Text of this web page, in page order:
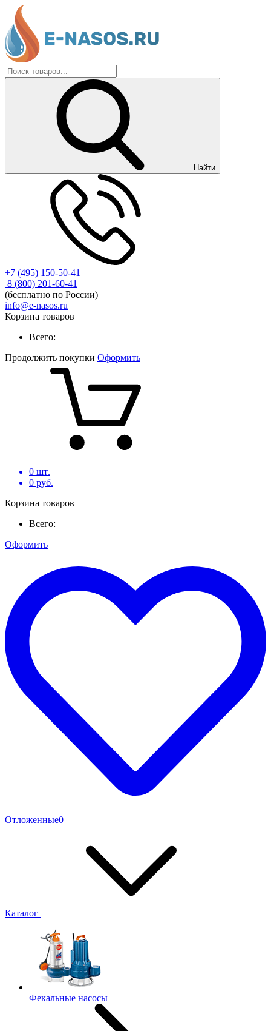
Найти
+7 (495) 150-50-41
8 (800) 201-60-41
(бесплатно по России)
info@e-nasos.ru
Корзина товаров
Всего:
Продолжить покупки Оформить
0 шт.
0 руб.
Корзина товаров
Всего:
Оформить
Отложенные0
Каталог
Фекальные насосы